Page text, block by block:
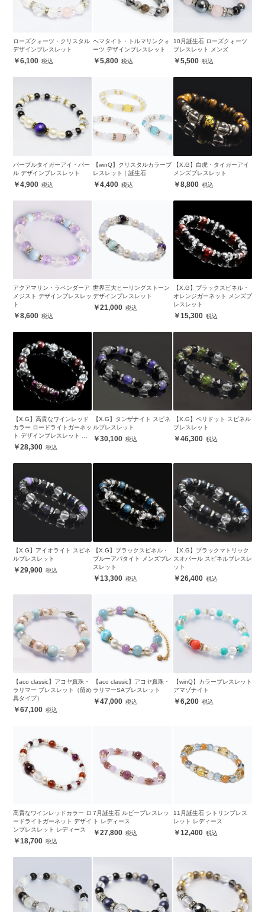
ローズクォーツ・クリスタル
デザインブレスレット
6,100
ヘマタイト・トルマリンクォ
ーツ デザインブレスレット
5,800
10月誕生石 ローズクォーツ
ブレスレット メンズ
5,500
パープルタイガーアイ・パー
ル デザインブレスレット
4,900
【winQ】クリスタルカラーブ
レスレット｜誕生石
4,400
【X.G】白虎・タイガーアイ
メンズブレスレット
8,800
アクアマリン・ラベンダーア
メジスト デザインブレスレッ
ト
8,600
世界三大ヒーリングストーン
デザインブレスレット
21,000
【X.G】ブラックスピネル・
オレンジガーネット メンズブ
レスレット
15,300
【X.G】高貴なワインレッド
カラー ロードライトガーネッ
ト デザインブレスレット メ
ンズ28,300
【X.G】タンザナイト スピネ
ルブレスレット
30,100
【X.G】ペリドット スピネル
ブレスレット
46,300
【X.G】アイオライト スピネ
ルブレスレット
29,900
【X.G】ブラックスピネル・
ブルーアパタイト メンズブレ
スレット
13,300
【X.G】ブラックマトリック
スオパール スピネルブレスレ
ット
26,400
【aco classic】アコヤ真珠・
ラリマー ブレスレット（留め
具タイプ）
67,100
【aco classic】アコヤ真珠・
ラリマーSAブレスレット
47,000
【winQ】カラーブレスレット
アマゾナイト
6,200
高貴なワインレッドカラー ロ
ードライトガーネット デザイ
ンブレスレット レディース
18,700
7月誕生石 ルビーブレスレッ
ト レディース
27,800
11月誕生石 シトリンブレス
レット レディース
12,400